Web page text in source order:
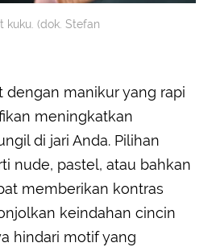
kuku. (dok. Stefan
dengan manikur yang rapi
meningkatkan
di jari Anda. Pilihan
nude, pastel, atau bahkan
memberikan kontras
keindahan cincin
hindari motif yang